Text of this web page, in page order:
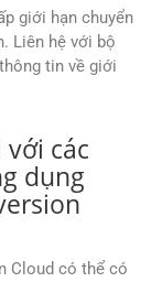
giới hạn chuyển
Liên hệ với bộ
tin về giới
các
dụng
Cloud có thể có